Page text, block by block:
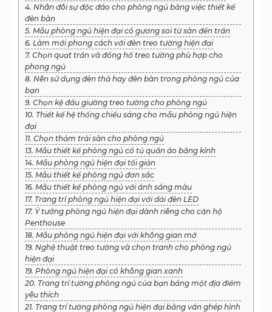
4. Nhân đôi sự độc đáo cho phòng ngủ bằng việc thiết kế
đèn bàn
5. Mẫu phòng ngủ hiện đại có gương soi từ sàn đến trần
6. Làm mới phong cách với đèn treo tường hiện đại
7. Chọn quạt trần và đồng hồ treo tường phù hợp cho
phong ngủ
8. Nên sử dụng đèn thả hay đèn bàn trong phòng ngủ của
bạn
9. Chọn kệ đầu giường treo tường cho phòng ngủ
10. Thiết kế hệ thống chiếu sáng cho mẫu phòng ngủ hiện
đại
11. Chọn thảm trải sàn cho phòng ngủ
13. Mẫu thiết kế phòng ngủ có tủ quần áo bằng kính
14. Mẫu phòng ngủ hiện đại tối giản
15. Mẫu thiết kế phòng ngủ đơn sắc
16. Mẫu thiết kế phòng ngủ với ánh sáng màu
17. Trang trí phòng ngủ hiện đại với dải đèn LED
17. Ý tưởng phòng ngủ hiện đại dành riêng cho căn hộ
Penthouse
18. Mẫu phòng ngủ hiện đại với không gian mở
19. Nghệ thuật treo tường và chọn tranh cho phòng ngủ
hiện đại
19. Phòng ngủ hiện đại có không gian xanh
20. Trang trí tường phòng ngủ của bạn bằng một địa điểm
yêu thích
21. Trang trí tường phòng ngủ hiện đại bằng ván ghép hình